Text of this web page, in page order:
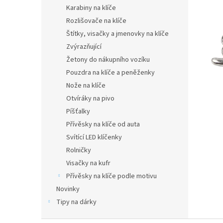
Karabiny na klíče
Rozlišovače na klíče
Štítky, visačky a jmenovky na klíče
Zvýrazňující
Žetony do nákupního vozíku
Pouzdra na klíče a peněženky
Nože na klíče
Otvíráky na pivo
Píšťalky
Přívěsky na klíče od auta
Svítící LED klíčenky
Rolničky
Visačky na kufr
Přívěsky na klíče podle motivu
Novinky
Tipy na dárky